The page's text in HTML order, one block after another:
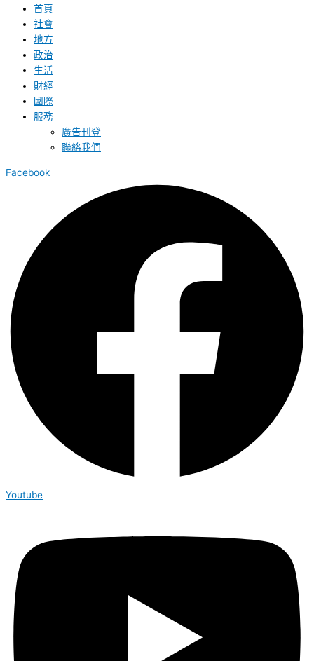
首頁
社會
地方
政治
生活
財經
國際
服務
廣告刊登
聯絡我們
Facebook
Youtube